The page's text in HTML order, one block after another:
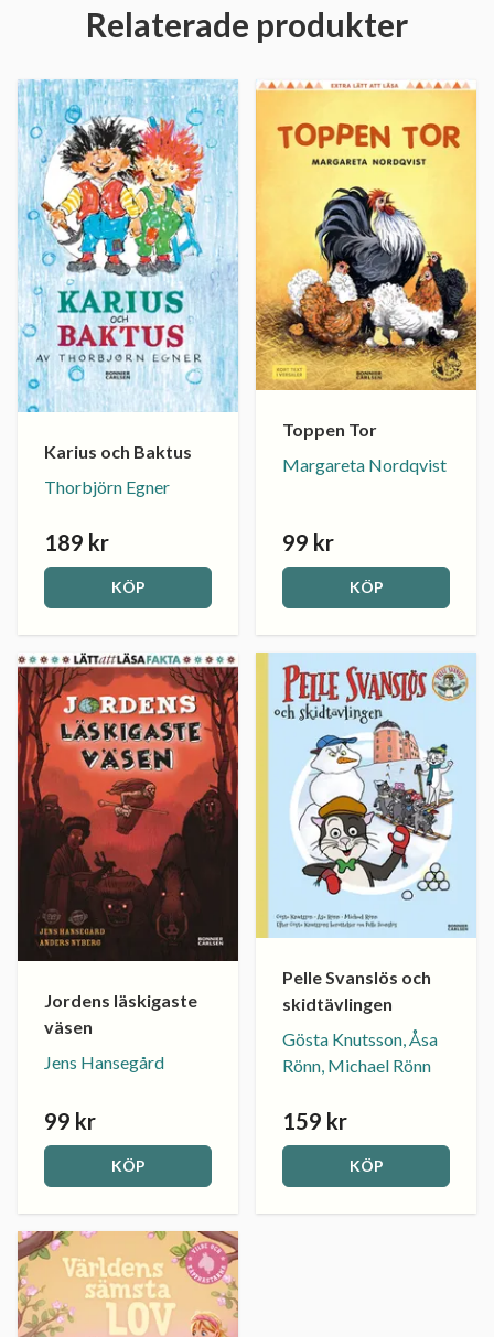
Relaterade produkter
Karius och Baktus
Thorbjörn Egner
189 kr
KÖP
Toppen Tor
Margareta Nordqvist
99 kr
KÖP
Jordens läskigaste
väsen
Jens Hansegård
99 kr
KÖP
Pelle Svanslös och
skidtävlingen
Gösta Knutsson, Åsa
Rönn, Michael Rönn
159 kr
KÖP